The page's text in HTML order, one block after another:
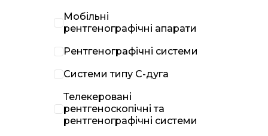
Мобільні
рентгенографічні апарати
Рентгенографічні системи
Системи типу С-дуга
Телекеровані
рентгеноскопічні та
рентгенографічні системи